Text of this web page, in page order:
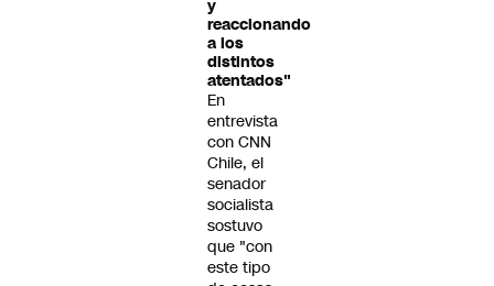
y
reaccionando
a los
distintos
atentados"
En
entrevista
con CNN
Chile, el
senador
socialista
sostuvo
que "con
este tipo